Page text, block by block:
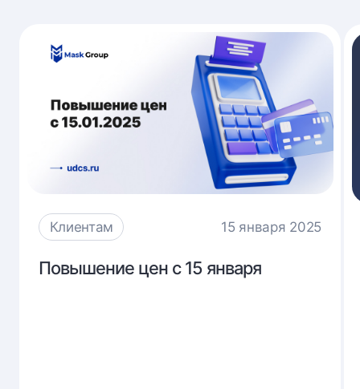
Клиентам 15 января 2025
Повышение
Повышение цен с 15 января